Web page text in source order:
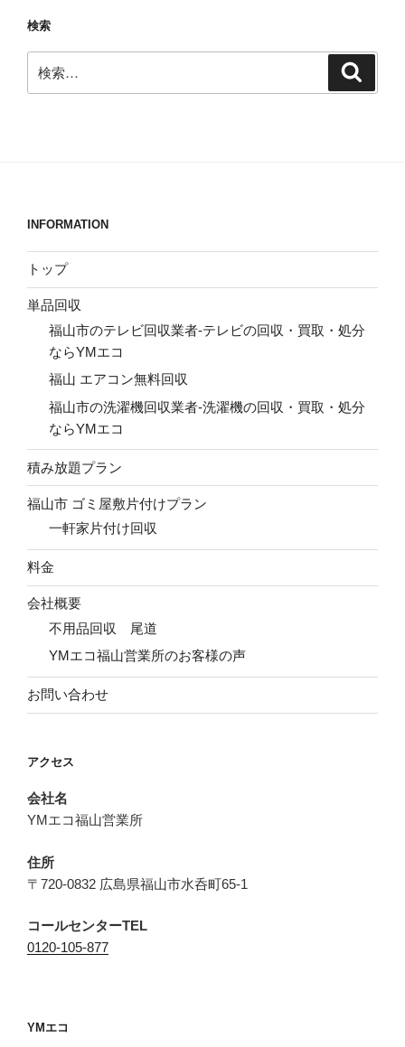
検索
索:
INFORMATION
トップ
単品回収
福山市のテレビ回収業者-テレビの回収・買取・処分
ならYMエコ
福山 エアコン無料回収
福山市の洗濯機回収業者-洗濯機の回収・買取・処分
ならYMエコ
積み放題プラン
福山市 ゴミ屋敷片付けプラン
一軒家片付け回収
料金
会社概要
不用品回収 尾道
YMエコ福山営業所のお客様の声
お問い合わせ
アクセス
会社名
YMエコ福山営業所
住所
〒720-0832 広島県福山市水呑町65-1
コールセンターTEL
0120-105-877
YMエコ